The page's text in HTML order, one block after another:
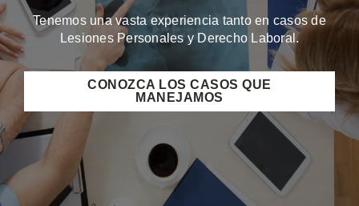
Tenemos una vasta experiencia tanto en casos de
Lesiones Personales y Derecho Laboral.
CONOZCA LOS CASOS QUE
MANEJAMOS